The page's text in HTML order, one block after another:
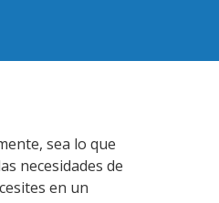
sea lo que
necesidades de
en un